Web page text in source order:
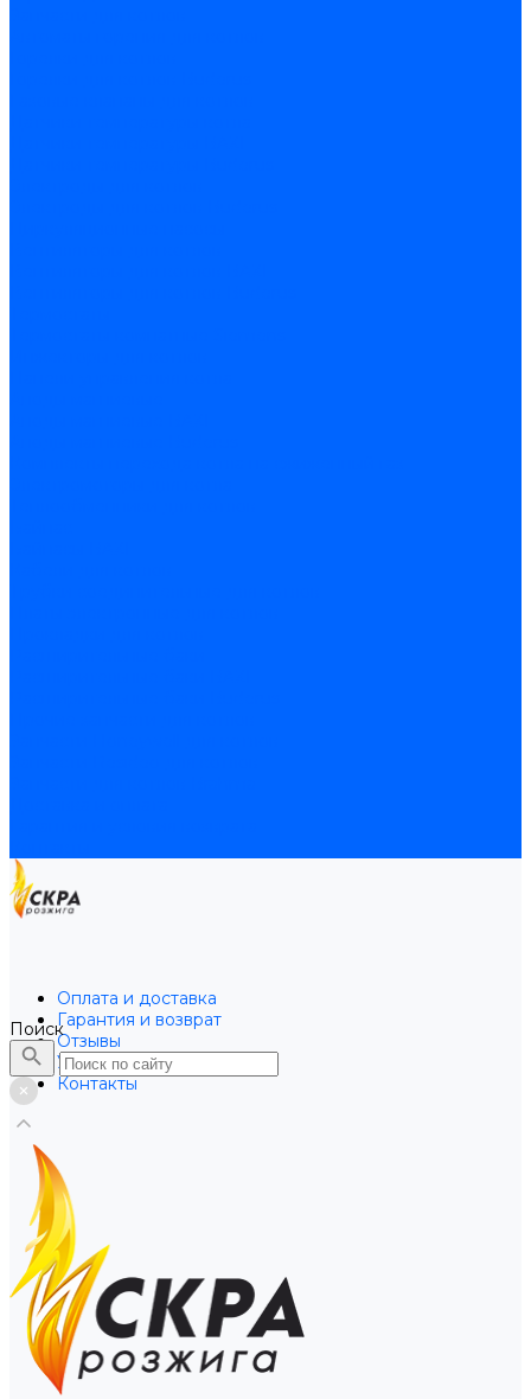
Оплата и доставка
Гарантия и возврат
Отзывы
Услуги
Контакты
Поиск